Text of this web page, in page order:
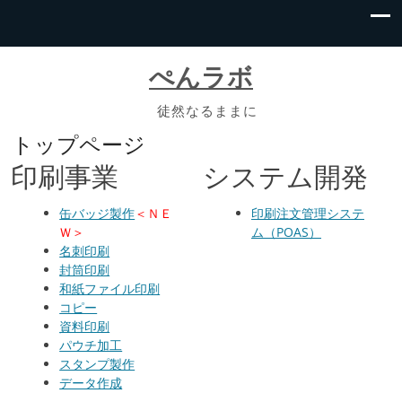
ぺんラボ
徒然なるままに
トップページ
印刷事業
缶バッジ製作＜ＮＥ
Ｗ＞
名刺印刷
封筒印刷
和紙ファイル印刷
コピー
資料印刷
パウチ加工
スタンプ製作
データ作成
システム開発
印刷注文管理システ
ム（POAS）